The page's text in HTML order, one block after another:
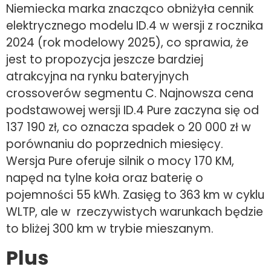
Niemiecka marka znacząco obniżyła cennik
elektrycznego modelu ID.4 w wersji z rocznika
2024 (rok modelowy 2025), co sprawia, że
jest to propozycja jeszcze bardziej
atrakcyjna na rynku bateryjnych
crossoverów segmentu C. Najnowsza cena
podstawowej wersji ID.4 Pure zaczyna się od
137 190 zł, co oznacza spadek o 20 000 zł w
porównaniu do poprzednich miesięcy.
Wersja Pure oferuje silnik o mocy 170 KM,
napęd na tylne koła oraz baterię o
pojemności 55 kWh. Zasięg to 363 km w cyklu
WLTP, ale w rzeczywistych warunkach będzie
to bliżej 300 km w trybie mieszanym.
Plus